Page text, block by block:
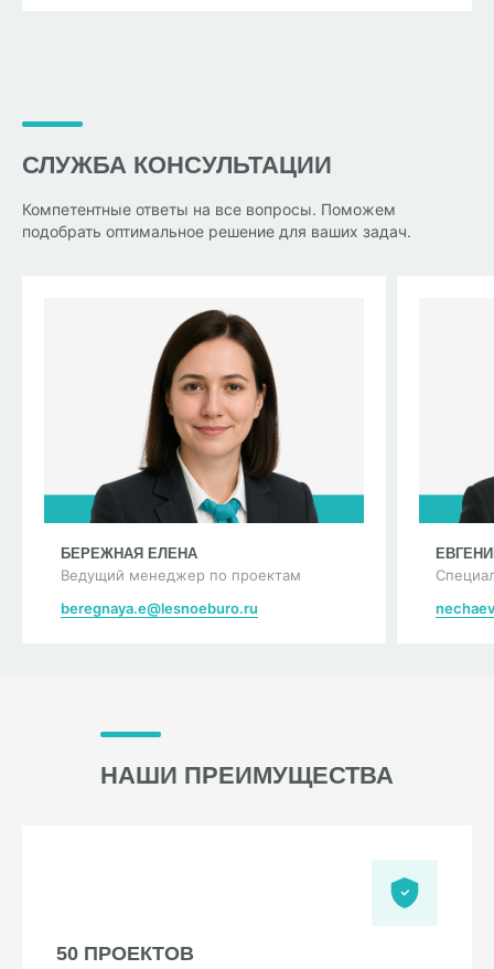
СЛУЖБА КОНСУЛЬТАЦИИ
Компетентные ответы на все вопросы. Поможем
подобрать оптимальное решение для ваших задач.
БЕРЕЖНАЯ ЕЛЕНА
Ведущий менеджер по проектам
beregnaya.e@lesnoeburo.ru
НАШИ ПРЕИМУЩЕСТВА
50 ПРОЕКТОВ